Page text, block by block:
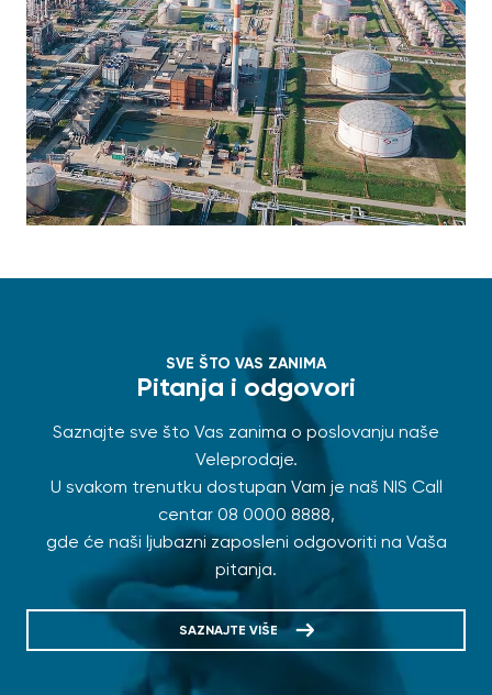
SVE ŠTO VAS ZANIMA
Pitanja i odgovori
Saznajte sve što Vas zanima o poslovanju naše
Veleprodaje.
U svakom trenutku dostupan Vam je naš NIS Call
centar 08 0000 8888,
gde će naši ljubazni zaposleni odgovoriti na Vaša
pitanja.
SAZNAJTE VIŠE